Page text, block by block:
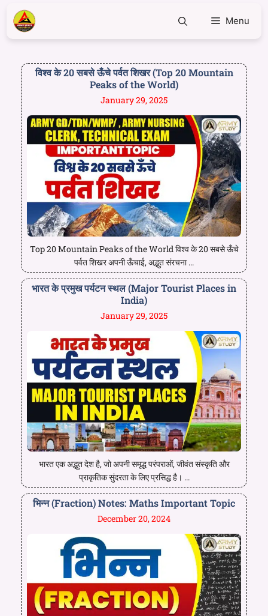
Menu
विश्व के 20 सबसे ऊँचे पर्वत शिखर (Top 20 Mountain
Peaks of the World)
January 29, 2025
Top 20 Mountain Peaks of the World विश्व के 20 सबसे ऊँचे
पर्वत शिखर अपनी ऊँचाई, अद्भुत संरचना ...
भारत के प्रमुख पर्यटन स्थल (Major Tourist Places in
India)
January 29, 2025
भारत एक अद्भुत देश है, जो अपनी समृद्ध परंपराओं, जीवंत संस्कृति और
प्राकृतिक सुंदरता के लिए प्रसिद्ध है। ...
भिन्न (Fraction) Notes: Maths Important Topic
December 20, 2024